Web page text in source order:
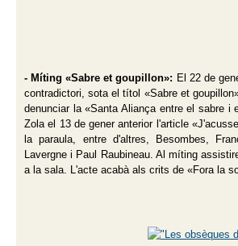
- Míting «Sabre et goupillon»: El 22 de
contradictori, sota el títol «Sabre et
denunciar la «Santa Aliança entre el sabre
Zola el 13 de gener anterior l'article
la paraula, entre d'altres, Besombes,
Lavergne i Paul Raubineau. Al míting
a la sala. L'acte acabà als crits de «Fora la